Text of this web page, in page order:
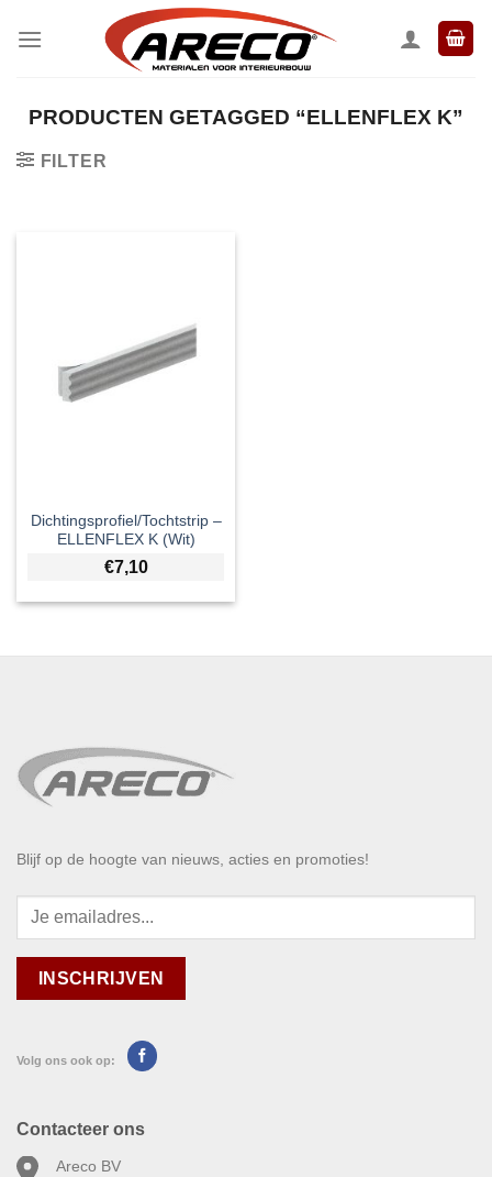
naar
PRODUCTEN GETAGGED “ELLENFLEX K”
FILTER
Dichtingsprofiel/Tochtstrip –
ELLENFLEX K (Wit)
€7,10
Blijf op de hoogte van nieuws, acties en promoties!
Volg ons ook op:
Contacteer ons
Areco BV